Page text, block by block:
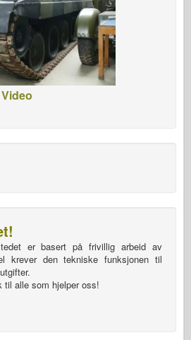
er basert på frivillig arbeid av
krever den tekniske funksjonen til
til alle som hjelper oss!